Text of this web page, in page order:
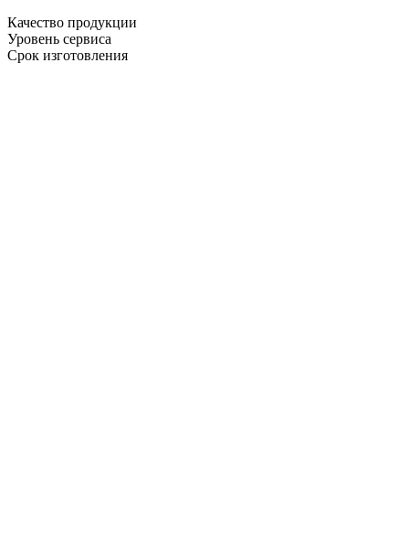
Качество продукции
Уровень сервиса
Срок изготовления